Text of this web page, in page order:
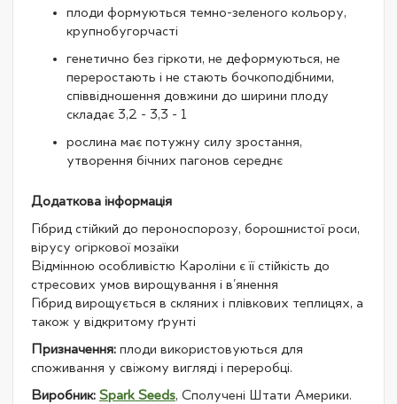
плоди формуються темно-зеленого кольору,
крупнобугорчасті
генетично без гіркоти, не деформуються, не
переростають і не стають бочкоподібними,
співвідношення довжини до ширини плоду
складає 3,2 - 3,3 - 1
рослина має потужну силу зростання,
утворення бічних пагонов середнє
Додаткова інформація
Гібрид стійкий до пероноспорозу, борошнистої роси,
вірусу огіркової мозаїки
Відмінною особливістю Кароліни є її стійкість до
стресових умов вирощування і в'янення
Гібрид вирощується в скляних і плівкових теплицях, а
також у відкритому ґрунті
Призначення: плоди використовуються для
споживання у свіжому вигляді і переробці.
Виробник: Spark Seeds, Сполучені Штати Америки.